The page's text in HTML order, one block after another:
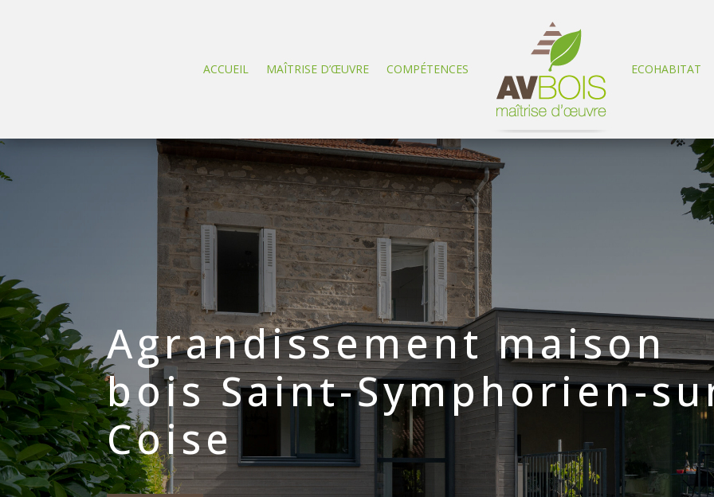
ACCUEIL MAÎTRISE D’ŒUVRE COMPÉTENCES ECOHABITAT
Agrandissement maison
bois Saint-Symphorien-
Coise